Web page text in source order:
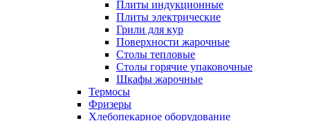
Плиты индукционные
Плиты электрические
Грили для кур
Поверхности жарочные
Столы тепловые
Столы горячие упаковочные
Шкафы жарочные
Термосы
Фризеры
Хлебопекарное оборудование